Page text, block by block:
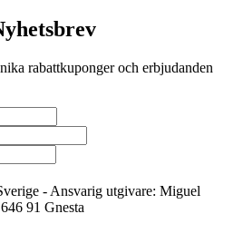
rabattkuponger och erbjudanden
- Ansvarig utgivare: Miguel
91 Gnesta